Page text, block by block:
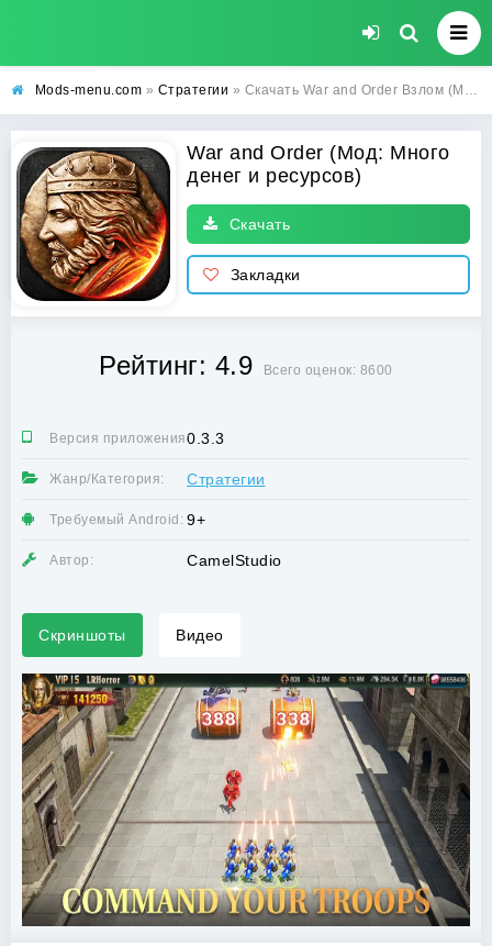
Mods-menu.com » Стратегии » Скачать War and Order Взлом (Много денег и ресурсов) на Андроид бесплатно
War and Order (Мод: Много
денег и ресурсов)
Скачать
Закладки
Рейтинг: 4.9 Всего оценок: 8600
Версия приложения:0.3.3
Жанр/Категория: Стратегии
Требуемый Android: 9+
Автор: CamelStudio
Скриншоты Видео